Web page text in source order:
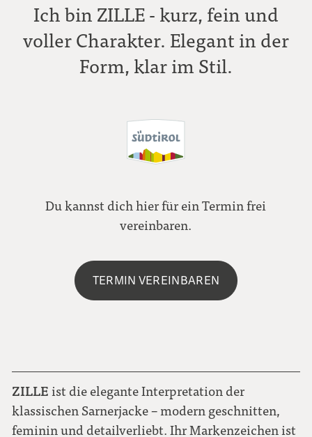
Ich bin ZILLE - kurz, fein und
voller Charakter. Elegant in der
Form, klar im Stil.
Du kannst dich hier für ein Termin frei
vereinbaren.
TERMIN VEREINBAREN
ZILLE ist die elegante Interpretation der
klassischen Sarnerjacke – modern geschnitten,
feminin und detailverliebt. Ihr Markenzeichen ist